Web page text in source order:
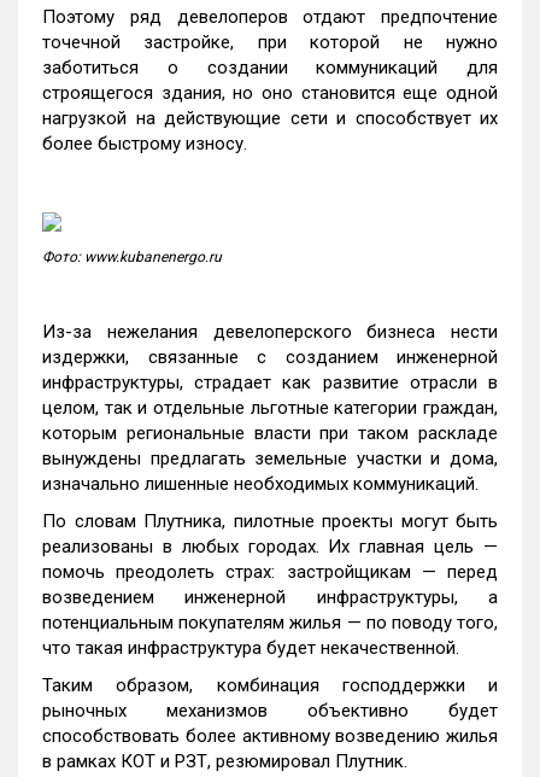
Поэтому ряд девелоперов отдают предпочтение
точечной застройке, при которой не нужно
заботиться о создании коммуникаций для
строящегося здания, но оно становится еще одной
нагрузкой на действующие сети и способствует их
более быстрому износу.
Фото: www.kubanenergo.ru
Из-за нежелания девелоперского бизнеса нести
издержки, связанные с созданием инженерной
инфраструктуры, страдает как развитие отрасли в
целом, так и отдельные льготные категории граждан,
которым региональные власти при таком раскладе
вынуждены предлагать земельные участки и дома,
изначально лишенные необходимых коммуникаций.
По словам Плутника, пилотные проекты могут быть
реализованы в любых городах. Их главная цель —
помочь преодолеть страх: застройщикам — перед
возведением инженерной инфраструктуры, а
потенциальным покупателям жилья — по поводу того,
что такая инфраструктура будет некачественной.
Таким образом, комбинация господдержки и
рыночных механизмов объективно будет
способствовать более активному возведению жилья
в рамках КОТ и РЗТ, резюмировал Плутник.